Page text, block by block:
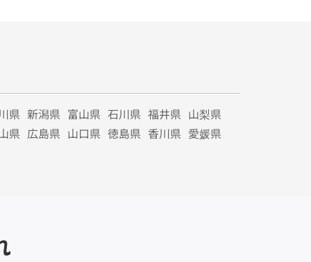
県 新潟県 富山県 石川県 福井県 山梨県
県 広島県 山口県 徳島県 香川県 愛媛県